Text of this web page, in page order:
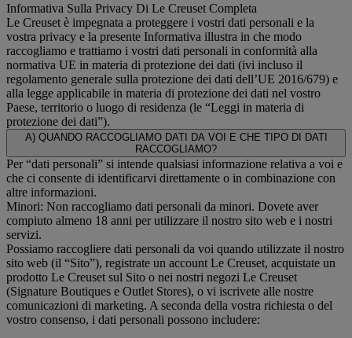
Informativa Sulla Privacy Di Le Creuset Completa
Le Creuset è impegnata a proteggere i vostri dati personali e la
vostra privacy e la presente Informativa illustra in che modo
raccogliamo e trattiamo i vostri dati personali in conformità alla
normativa UE in materia di protezione dei dati (ivi incluso il
regolamento generale sulla protezione dei dati dell’UE 2016/679) e
alla legge applicabile in materia di protezione dei dati nel vostro
Paese, territorio o luogo di residenza (le “Leggi in materia di
protezione dei dati”).
A) QUANDO RACCOGLIAMO DATI DA VOI E CHE TIPO DI DATI
RACCOGLIAMO?
Per “dati personali” si intende qualsiasi informazione relativa a voi e
che ci consente di identificarvi direttamente o in combinazione con
altre informazioni.
Minori: Non raccogliamo dati personali da minori. Dovete aver
compiuto almeno 18 anni per utilizzare il nostro sito web e i nostri
servizi.
Possiamo raccogliere dati personali da voi quando utilizzate il nostro
sito web (il “Sito”), registrate un account Le Creuset, acquistate un
prodotto Le Creuset sul Sito o nei nostri negozi Le Creuset
(Signature Boutiques e Outlet Stores), o vi iscrivete alle nostre
comunicazioni di marketing. A seconda della vostra richiesta o del
vostro consenso, i dati personali possono includere: